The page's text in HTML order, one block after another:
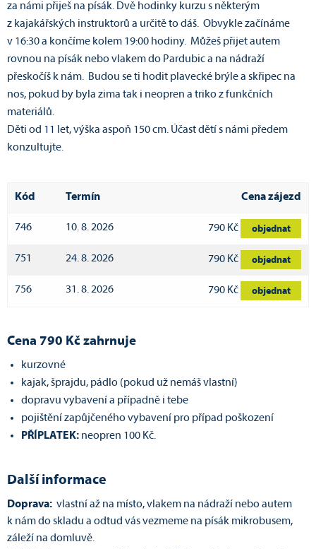
za námi přiješ na písák. Dvě hodinky kurzu s některým
z kajakářských instruktorů a určitě to dáš. Obvykle začínáme
v 16:30 a končíme kolem 19:00 hodiny. Můžeš přijet autem
rovnou na písák nebo vlakem do Pardubic a na nádraží
přeskočíš k nám. Budou se ti hodit plavecké brýle a skřipec na
nos, pokud by byla zima tak i neopren a triko z funkčních
materiálů.
Děti od 11 let, výška aspoň 150 cm. Účast dětí s námi předem
konzultujte.
Kód Termín Cena zájezd
746 10. 8. 2026 790 Kč objednat
751 24. 8. 2026 790 Kč objednat
756 31. 8. 2026 790 Kč objednat
Cena 790 Kč zahrnuje
kurzovné
kajak, šprajdu, pádlo (pokud už nemáš vlastní)
dopravu vybavení a případně i tebe
pojištění zapůjčeného vybavení pro případ poškození
PŘÍPLATEK: neopren 100 Kč.
Další informace
Doprava: vlastní až na místo, vlakem na nádraží nebo autem
k nám do skladu a odtud vás vezmeme na písák mikrobusem,
záleží na domluvě.